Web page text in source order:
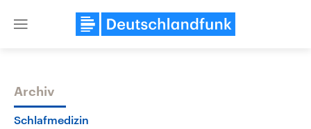
Close
Themen
Archiv
Schlafmedizin